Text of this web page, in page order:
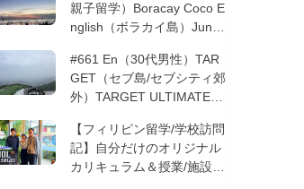
親子留学）Boracay Coco E
nglish（ボラカイ島）Junio
ン留学
#661 En（30代男性）TAR
GET（セブ島/セブシティ郊
外）TARGET ULTIMATE 8
留学
【フィリピン留学/学校訪問
記】自分だけのオリジナル
カリキュラム＆授業/施設の